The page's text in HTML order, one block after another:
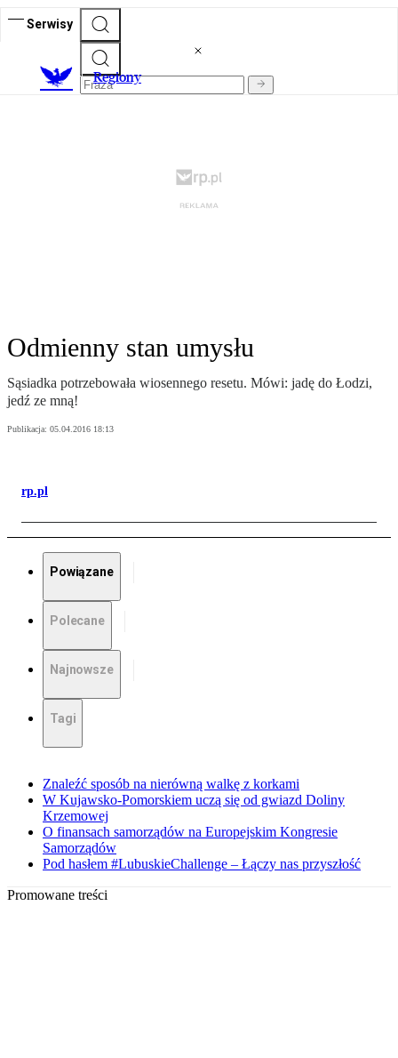
Serwisy
Regiony
Odmienny stan umysłu
Sąsiadka potrzebowała wiosennego resetu. Mówi: jadę do Łodzi,
jedź ze mną!
Publikacja: 05.04.2016 18:13
rp.pl
Powiązane
Polecane
Najnowsze
Tagi
Znaleźć sposób na nierówną walkę z korkami
W Kujawsko-Pomorskiem uczą się od gwiazd Doliny
Krzemowej
O finansach samorządów na Europejskim Kongresie
Samorządów
Pod hasłem #LubuskieChallenge – Łączy nas przyszłość
Promowane treści